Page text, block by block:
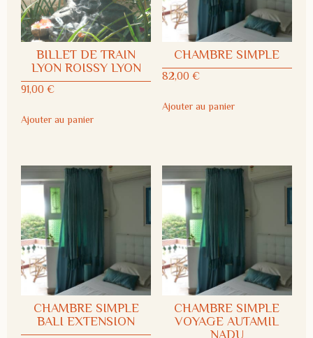
BILLET DE TRAIN
LYON ROISSY LYON
91,00 €
Ajouter au panier
CHAMBRE SIMPLE
82,00 €
Ajouter au panier
CHAMBRE SIMPLE
BALI EXTENSION
CHAMBRE SIMPLE
VOYAGE AUTAMIL
NADU